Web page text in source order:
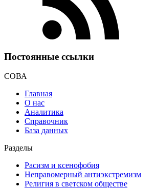
Постоянные ссылки
СОВА
Главная
О нас
Аналитика
Справочник
База данных
Разделы
Расизм и ксенофобия
Неправомерный антиэкстремизм
Религия в светском обществе